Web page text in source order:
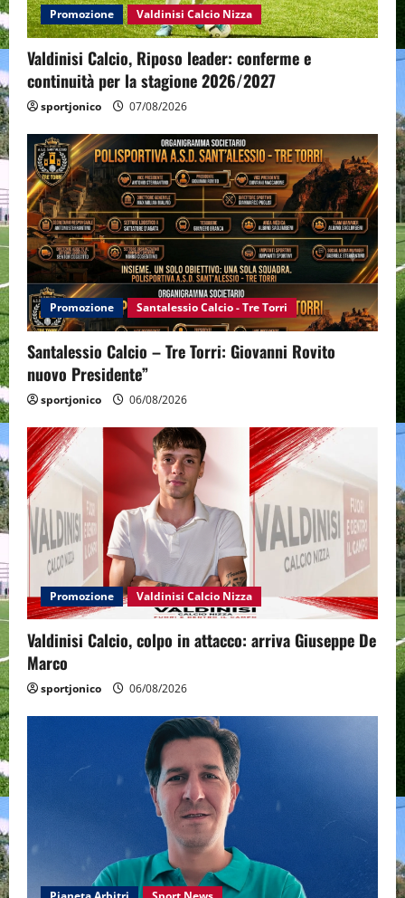
Promozione Valdinisi Calcio Nizza
Valdinisi Calcio, Riposo leader: conferme e
continuità per la stagione 2026/2027
sportjonico 07/08/2026
Promozione Santalessio Calcio - Tre Torri
Santalessio Calcio – Tre Torri: Giovanni Rovito
nuovo Presidente”
sportjonico 06/08/2026
Promozione Valdinisi Calcio Nizza
Valdinisi Calcio, colpo in attacco: arriva Giuseppe De
Marco
sportjonico 06/08/2026